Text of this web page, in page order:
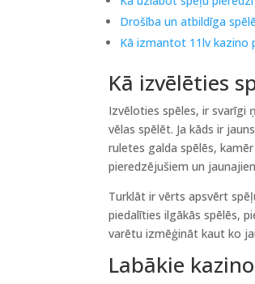
Drošība un atbildīga
Kā izmantot 11lv kazino
Kā izvēlēties
Izvēloties spēles, ir svarīgi
vēlas spēlēt. Ja kāds ir
ruletes galda spēlēs,
pieredzējušiem un
Turklāt ir vērts apsvērt
piedalīties ilgākās spēlēs,
varētu izmēģināt kaut ko
Labākie